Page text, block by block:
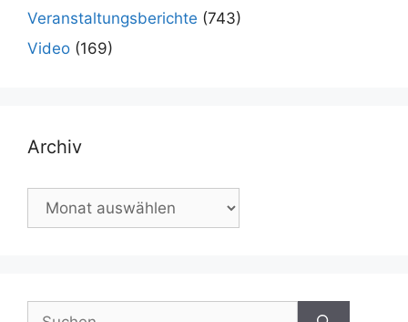
Veranstaltungsberichte (743)
Video (169)
Archiv
Archiv
Suchen